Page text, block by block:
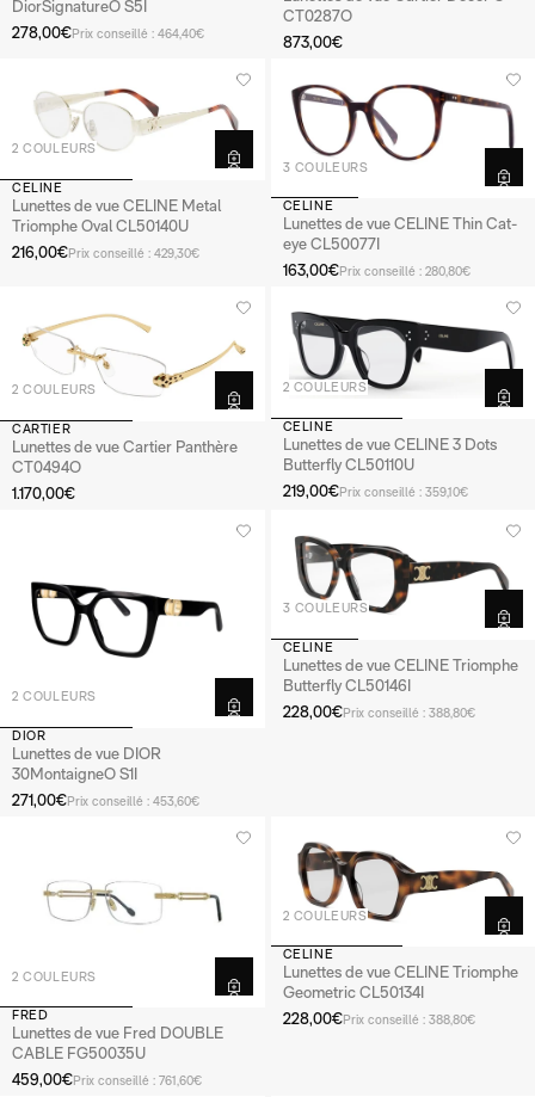
DiorSignatureO S5I
278,00€Prix conseillé : 464,40€
CT0287O
873,00€
2 COULEURS
CELINE
Lunettes de vue CELINE Metal
Triomphe Oval CL50140U
216,00€Prix conseillé : 429,30€
3 COULEURS
CELINE
Lunettes de vue CELINE Thin Cat-
eye CL50077I
163,00€Prix conseillé : 280,80€
2 COULEURS
CARTIER
Lunettes de vue Cartier Panthère
CT0494O
1.170,00€
2 COULEURS
CELINE
Lunettes de vue CELINE 3 Dots
Butterfly CL50110U
219,00€Prix conseillé : 359,10€
2 COULEURS
DIOR
Lunettes de vue DIOR
30MontaigneO S1I
271,00€Prix conseillé : 453,60€
3 COULEURS
CELINE
Lunettes de vue CELINE Triomphe
Butterfly CL50146I
228,00€Prix conseillé : 388,80€
2 COULEURS
FRED
Lunettes de vue Fred DOUBLE
CABLE FG50035U
459,00€Prix conseillé : 761,60€
2 COULEURS
CELINE
Lunettes de vue CELINE Triomphe
Geometric CL50134I
228,00€Prix conseillé : 388,80€